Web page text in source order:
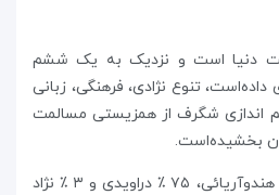
دنیا است و نزدیک به یک ششم
تنوع نژادی، فرهنگی، زبانی
اندازی شگرف از همزیستی مسالمت
بخشیده‌است.
نژاد مردم هند، شامل: ۲۵ ٪ هندوآریائی، ۷۵ ٪ دراویدی و ۳ ٪ نژاد